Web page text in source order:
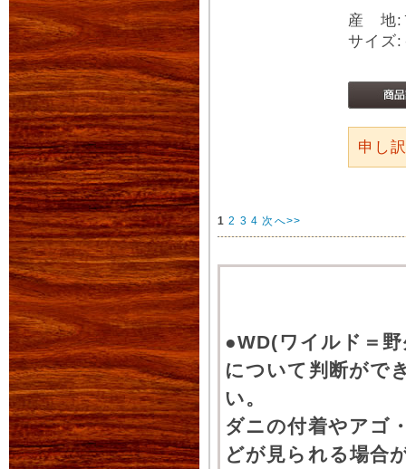
産 地:
サイ
申し
1 2 3 4 次へ>>
●WD(ワイルド＝
について判断がで
い。
ダニの付着やアゴ
どが見られる場合